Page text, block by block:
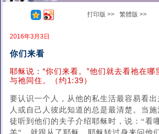
打印版 >>
繁體版 >>
2016年3月3日
你们来看
耶稣说：“你们来看。”他们就去看祂在哪
与祂同住。（约1:39）
要认识一个人，从他的私生活最容易看
人或自己人彼此知道的总是最清楚。当施
徒听到​​他们的夫子介绍耶稣时，说：“看